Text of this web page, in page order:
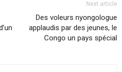
Next article
Des voleurs nyongologue
applaudis par des jeunes, le
Congo un pays spécial